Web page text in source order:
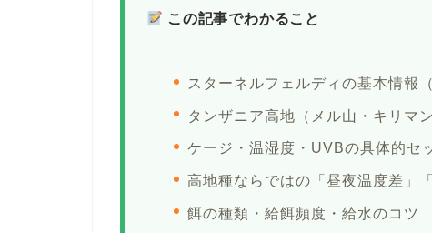
この記事でわかること
スターネルフェルディの基本情報
タンザニア高地（メル山・キリマ
ケージ・温湿度・UVBの具体的セ
高地種ならではの「昼夜温度差」
餌の種類・給餌頻度・給水のコツ